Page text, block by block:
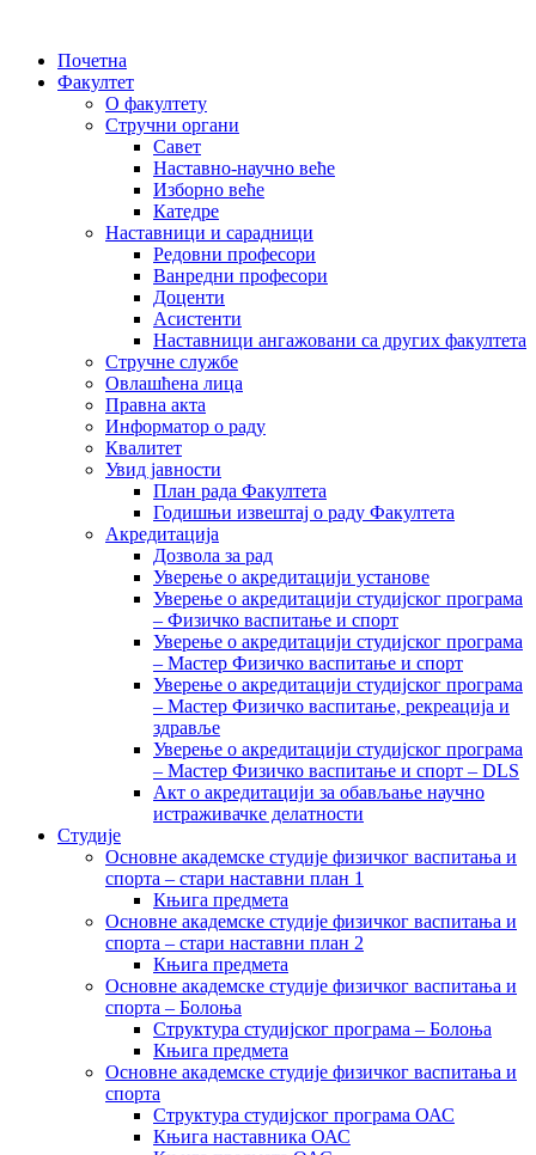
Почетна
Факултет
О факултету
Стручни органи
Савет
Наставно-научно веће
Изборно веће
Катедре
Наставници и сарадници
Редовни професори
Ванредни професори
Доценти
Асистенти
Наставници ангажовани са других факултета
Стручне службе
Овлашћена лица
Правна акта
Информатор о раду
Квалитет
Увид јавности
План рада Факултета
Годишњи извештај о раду Факултета
Акредитација
Дозвола за рад
Уверење о акредитацији установе
Уверење о акредитацији студијског програма
– Физичко васпитање и спорт
Уверење о акредитацији студијског програма
– Мастер Физичко васпитање и спорт
Уверење о акредитацији студијског програма
– Мастер Физичко васпитање, рекреација и
здравље
Уверење о акредитацији студијског програма
– Мастер Физичко васпитање и спорт – DLS
Акт о акредитацији за обављање научно
истраживачке делатности
Студије
Основне академске студије физичког васпитања и
спорта – стари наставни план 1
Књига предмета
Основне академске студије физичког васпитања и
спорта – стари наставни план 2
Књига предмета
Основне академске студије физичког васпитања и
спорта – Болоња
Структура студијског програма – Болоња
Књига предмета
Основне академске студије физичког васпитања и
спорта
Структура студијског програма ОАС
Књига наставника ОАС